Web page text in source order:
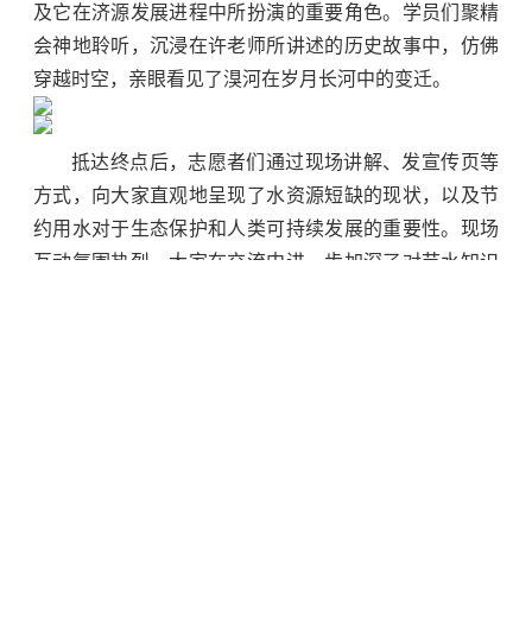
及它在济源发展进程中所扮演的重要角色。学员们聚精
会神地聆听，沉浸在许老师所讲述的历史故事中，仿佛
穿越时空，亲眼看见了湨河在岁月长河中的变迁。
抵达终点后，志愿者们通过现场讲解、发宣传页等
方式，向大家直观地呈现了水资源短缺的现状，以及节
约用水对于生态保护和人类可持续发展的重要性。现场
互动氛围热烈，大家在交流中进一步加深了对节水知识